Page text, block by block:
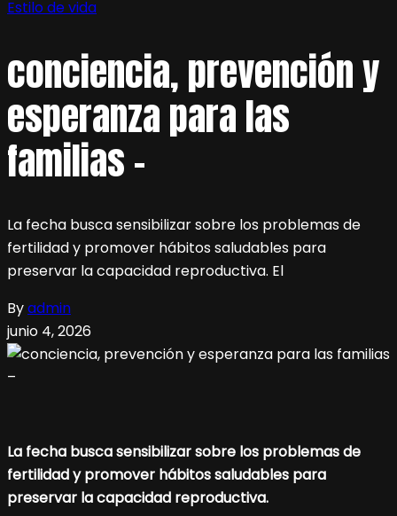
Estilo de vida
conciencia, prevención y
esperanza para las
familias –
La fecha busca sensibilizar sobre los problemas de
fertilidad y promover hábitos saludables para
preservar la capacidad reproductiva. El
Byadmin
junio 4, 2026
La fecha busca sensibilizar sobre los problemas de
fertilidad y promover hábitos saludables para
preservar la capacidad reproductiva.